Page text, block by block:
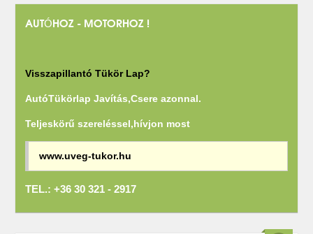
AUTÓHOZ - MOTORHOZ !
Visszapillantó Tükör Lap?
AutóTükörlap Javítás,Csere azonnal.
Teljeskörű szereléssel,hívjon most
www.uveg-tukor.hu
TEL.: +36 30 321 - 2917